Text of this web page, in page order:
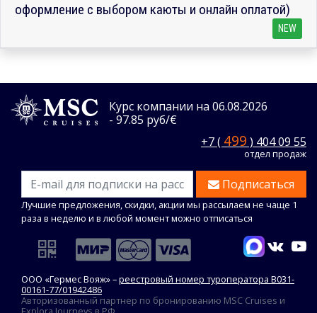
оформление с выбором каюты и онлайн оплатой)
NEW
Курс компании на 06.08.2026
- 97.85 руб/€
+7 ( 499 ) 404 09 55
отдел продаж
Подписаться
Лучшие предложения, скидки, акции мы рассылаем не чаще 1
раза в неделю и в любой момент можно отписаться
ООО «Гермес Вояж» –реестровый номер туроператора В031-
00161-77/01942486
Авторизованный партнер по бронированию MSC Cruises и